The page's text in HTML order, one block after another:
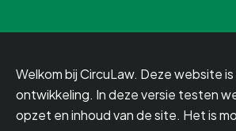
Welkom bij CircuLaw. Deze website is
ontwikkeling. In deze versie testen
opzet en inhoud van de site. Het is